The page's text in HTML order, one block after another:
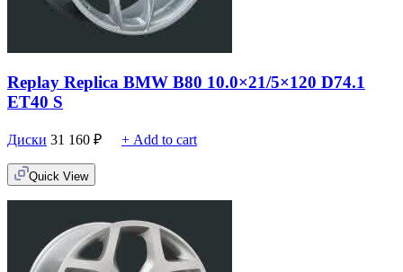
Replay Replica BMW B80 10.0×21/5×120 D74.1
ET40 S
Диски 31 160 ₽ + Add to cart
Quick View